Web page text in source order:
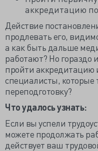
аккредитацию
Действие
продлевать его,
а как быть дальше
работают? Но гораздо
пройти аккредитацию
специалисты, которые
переподготовку?
Что удалось узнать:
Если вы успели
можете продолжать
действует ваш